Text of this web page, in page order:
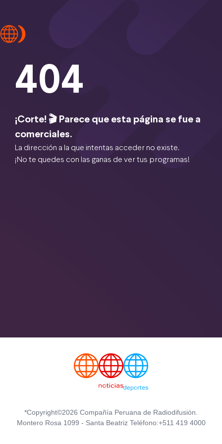
404
¡Corte! 🎬 Parece que esta página se fue a
comerciales.
La dirección a la que intentas acceder no existe.
¡No te quedes con las ganas de ver tus programas!
*Copyright©2026 Compañía Peruana de Radiodifusión.
Montero Rosa 1099 - Santa Beatriz Teléfono:+511 419 4000